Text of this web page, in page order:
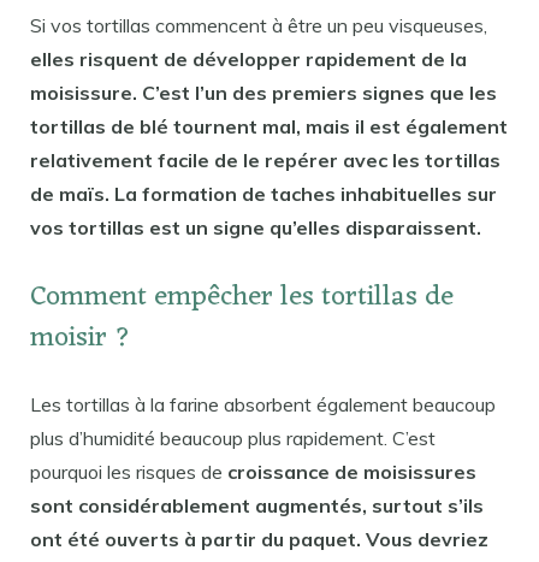
Si vos tortillas commencent à être un peu visqueuses,
elles risquent de développer rapidement de la
moisissure. C’est l’un des premiers signes que les
tortillas de blé tournent mal, mais il est également
relativement facile de le repérer avec les tortillas
de maïs. La formation de taches inhabituelles sur
vos tortillas est un signe qu’elles disparaissent.
Comment empêcher les tortillas de
moisir ?
Les tortillas à la farine absorbent également beaucoup
plus d’humidité beaucoup plus rapidement. C’est
pourquoi les risques de croissance de moisissures
sont considérablement augmentés, surtout s’ils
ont été ouverts à partir du paquet. Vous devriez